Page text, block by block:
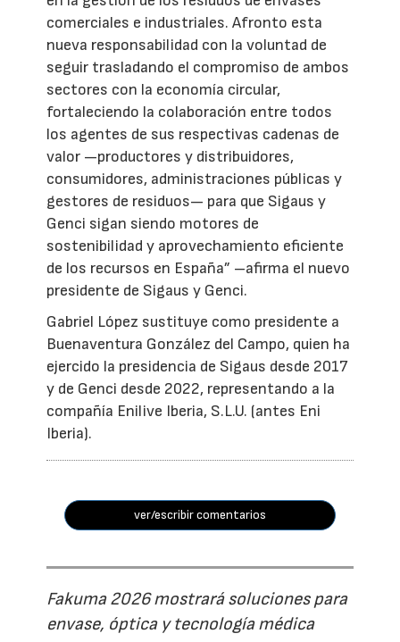
comerciales e industriales. Afronto esta
nueva responsabilidad con la voluntad de
seguir trasladando el compromiso de ambos
sectores con la economía circular,
fortaleciendo la colaboración entre todos
los agentes de sus respectivas cadenas de
valor —productores y distribuidores,
consumidores, administraciones públicas y
gestores de residuos— para que Sigaus y
Genci sigan siendo motores de
sostenibilidad y aprovechamiento eficiente
de los recursos en España” –afirma el nuevo
presidente de Sigaus y Genci.
Gabriel López sustituye como presidente a
Buenaventura González del Campo, quien ha
ejercido la presidencia de Sigaus desde 2017
y de Genci desde 2022, representando a la
compañía Enilive Iberia, S.L.U. (antes Eni
Iberia).
ver/escribir comentarios
Fakuma 2026 mostrará soluciones para
envase, óptica y tecnología médica